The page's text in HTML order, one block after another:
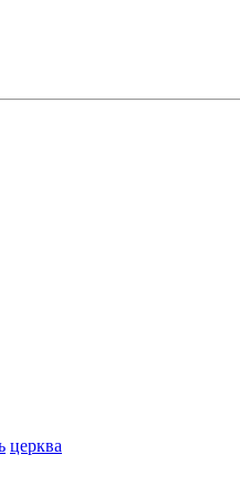
церква